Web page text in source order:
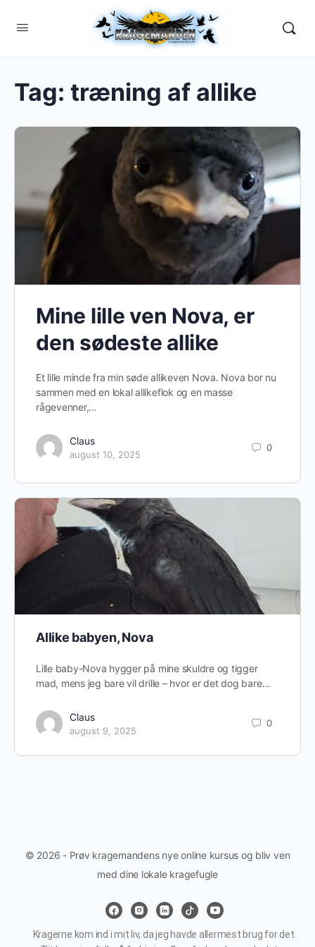
Tag: træning af allike
Mine lille ven Nova, er
den sødeste allike
Et lille minde fra min søde allikeven Nova. Nova bor nu
sammen med en lokal allikeflok og en masse
rågevenner,…
Claus
august 10, 2025
0
Allike babyen, Nova
Lille baby-Nova hygger på mine skuldre og tigger
mad, mens jeg bare vil drille – hvor er det dog bare…
Claus
august 9, 2025
0
© 2026 - Prøv kragemandens nye online kursus og bliv ven
med dine lokale kragefugle
Kragerne kom ind i mit liv, da jeg havde allermest brug for det.